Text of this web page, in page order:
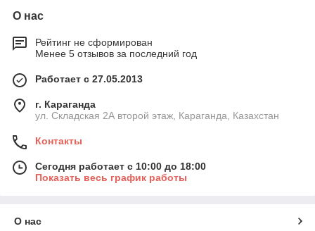
О нас
Рейтинг не сформирован
Менее 5 отзывов за последний год
Работает с 27.05.2013
г. Караганда
ул. Складская 2А второй этаж, Караганда, Казахстан
Контакты
Сегодня работает с 10:00 до 18:00
Показать весь график работы
О нас